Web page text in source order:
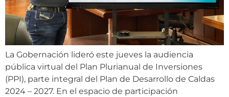
La Gobernación lideró este jueves la audiencia
pública virtual del Plan Plurianual de Inversiones
(PPI), parte integral del Plan de Desarrollo de Caldas
2024 – 2027. En el espacio de participación